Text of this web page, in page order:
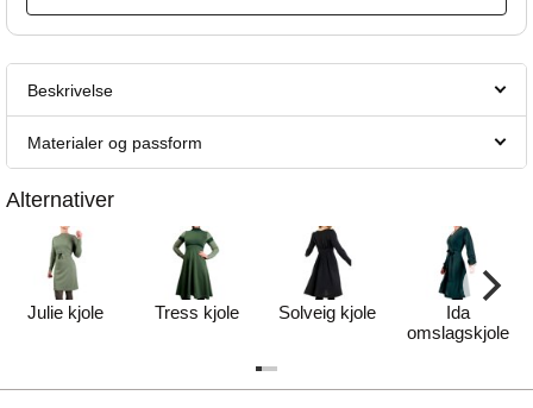
Beskrivelse
Materialer og passform
Alternativer
Julie kjole Tress kjole Solveig kjole
Ida
omslagskjole